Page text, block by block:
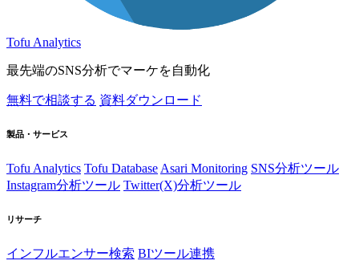
Tofu Analytics
最先端のSNS分析でマーケを自動化
無料で相談する 資料ダウンロード
製品・サービス
Tofu Analytics Tofu Database Asari Monitoring SNS分析ツール
Instagram分析ツール Twitter(X)分析ツール
リサーチ
インフルエンサー検索 BIツール連携